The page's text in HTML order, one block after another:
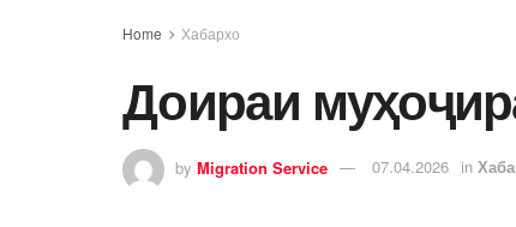
Home Хабархо
Доираи
by Migration Service 07.04.2026 in